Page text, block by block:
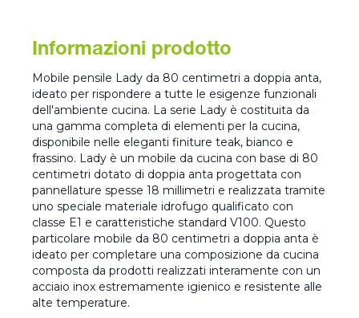
Informazioni prodotto
Mobile pensile Lady da 80 centimetri a doppia anta,
ideato per rispondere a tutte le esigenze funzionali
dell'ambiente cucina. La serie Lady è costituita da
una gamma completa di elementi per la cucina,
disponibile nelle eleganti finiture teak, bianco e
frassino. Lady è un mobile da cucina con base di 80
centimetri dotato di doppia anta progettata con
pannellature spesse 18 millimetri e realizzata tramite
uno speciale materiale idrofugo qualificato con
classe E1 e caratteristiche standard V100. Questo
particolare mobile da 80 centimetri a doppia anta è
ideato per completare una composizione da cucina
composta da prodotti realizzati interamente con un
acciaio inox estremamente igienico e resistente alle
alte temperature.